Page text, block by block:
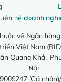
Liên hệ doanh
về Ngân
triển Việt Nam
Quang Khải,
Nội
(Cá